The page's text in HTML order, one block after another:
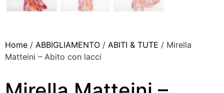
Home / ABBIGLIAMENTO / ABITI & TUTE / Mirella
Matteini – Abito con lacci